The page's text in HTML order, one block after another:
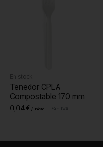
En stock
Tenedor CPLA
Compostable 170 mm
0,04€ Sin IVA